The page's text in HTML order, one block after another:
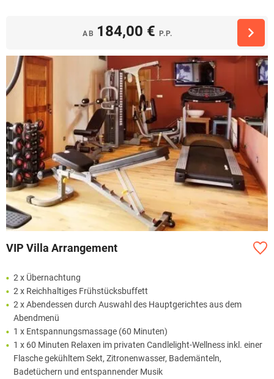
AB 184,00 € P.P.
VIP Villa Arrangement
2 x Übernachtung
2 x Reichhaltiges Frühstücksbuffett
2 x Abendessen durch Auswahl des Hauptgerichtes aus dem
Abendmenü
1 x Entspannungsmassage (60 Minuten)
1 x 60 Minuten Relaxen im privaten Candlelight-Wellness inkl. einer
Flasche gekühltem Sekt, Zitronenwasser, Bademänteln,
Badetüchern und entspannender Musik